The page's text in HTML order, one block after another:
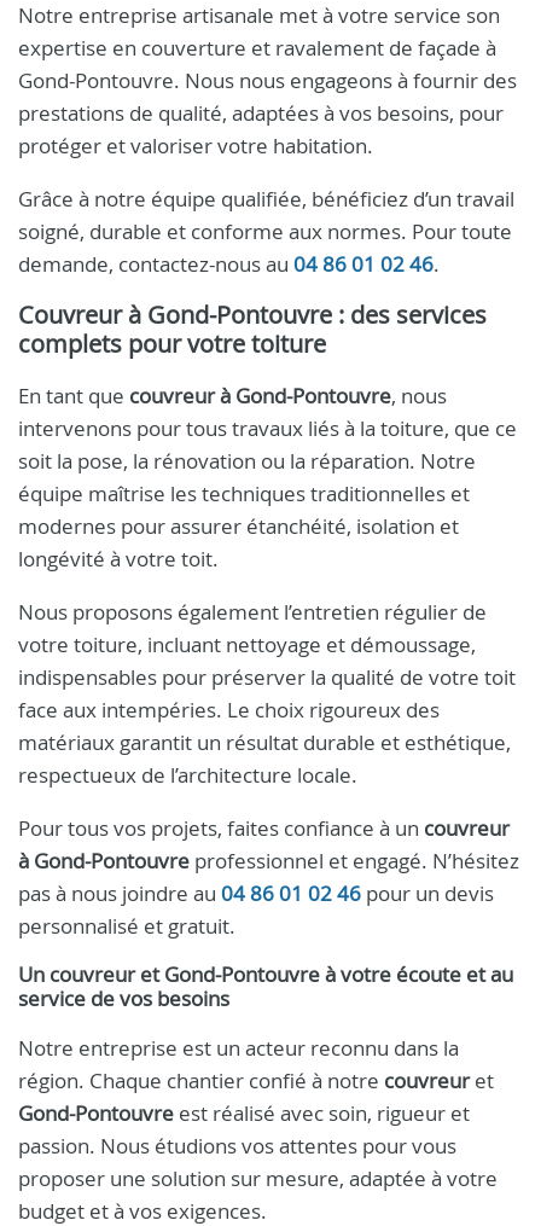
Notre entreprise artisanale met à votre service son
expertise en couverture et ravalement de façade à
Gond-Pontouvre. Nous nous engageons à fournir des
prestations de qualité, adaptées à vos besoins, pour
protéger et valoriser votre habitation.
Grâce à notre équipe qualifiée, bénéficiez d’un travail
soigné, durable et conforme aux normes. Pour toute
demande, contactez-nous au 04 86 01 02 46.
Couvreur à Gond-Pontouvre : des services
complets pour votre toiture
En tant que couvreur à Gond-Pontouvre, nous
intervenons pour tous travaux liés à la toiture, que ce
soit la pose, la rénovation ou la réparation. Notre
équipe maîtrise les techniques traditionnelles et
modernes pour assurer étanchéité, isolation et
longévité à votre toit.
Nous proposons également l’entretien régulier de
votre toiture, incluant nettoyage et démoussage,
indispensables pour préserver la qualité de votre toit
face aux intempéries. Le choix rigoureux des
matériaux garantit un résultat durable et esthétique,
respectueux de l’architecture locale.
Pour tous vos projets, faites confiance à un couvreur
à Gond-Pontouvre professionnel et engagé. N’hésitez
pas à nous joindre au 04 86 01 02 46 pour un devis
personnalisé et gratuit.
Un couvreur et Gond-Pontouvre à votre écoute et au
service de vos besoins
Notre entreprise est un acteur reconnu dans la
région. Chaque chantier confié à notre couvreuret
Gond-Pontouvre est réalisé avec soin, rigueur et
passion. Nous étudions vos attentes pour vous
proposer une solution sur mesure, adaptée à votre
budget et à vos exigences.